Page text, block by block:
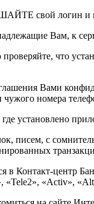
свой логин и
Вам, к
проверяйте, что
Вами
номера
установлено
писем, с
в Контакт-центр
«Теle2», «Activ»,